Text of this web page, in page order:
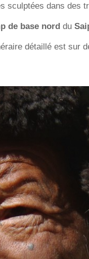
dans des
de base nord du
détaillé est sur